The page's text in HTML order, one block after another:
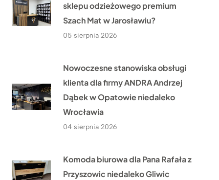
sklepu odzieżowego premium
Szach Mat w Jarosławiu?
05 sierpnia 2026
Nowoczesne stanowiska obsługi
klienta dla firmy ANDRA Andrzej
Dąbek w Opatowie niedaleko
Wrocławia
04 sierpnia 2026
Komoda biurowa dla Pana Rafała z
Przyszowic niedaleko Gliwic